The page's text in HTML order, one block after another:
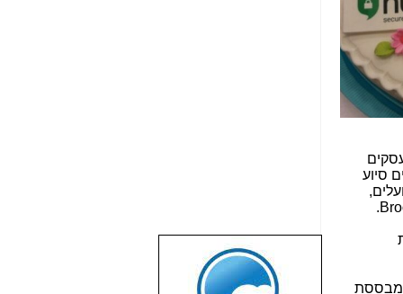
סיוע
.
מבססת
שבוע טוב לכל
הגולשים באשר